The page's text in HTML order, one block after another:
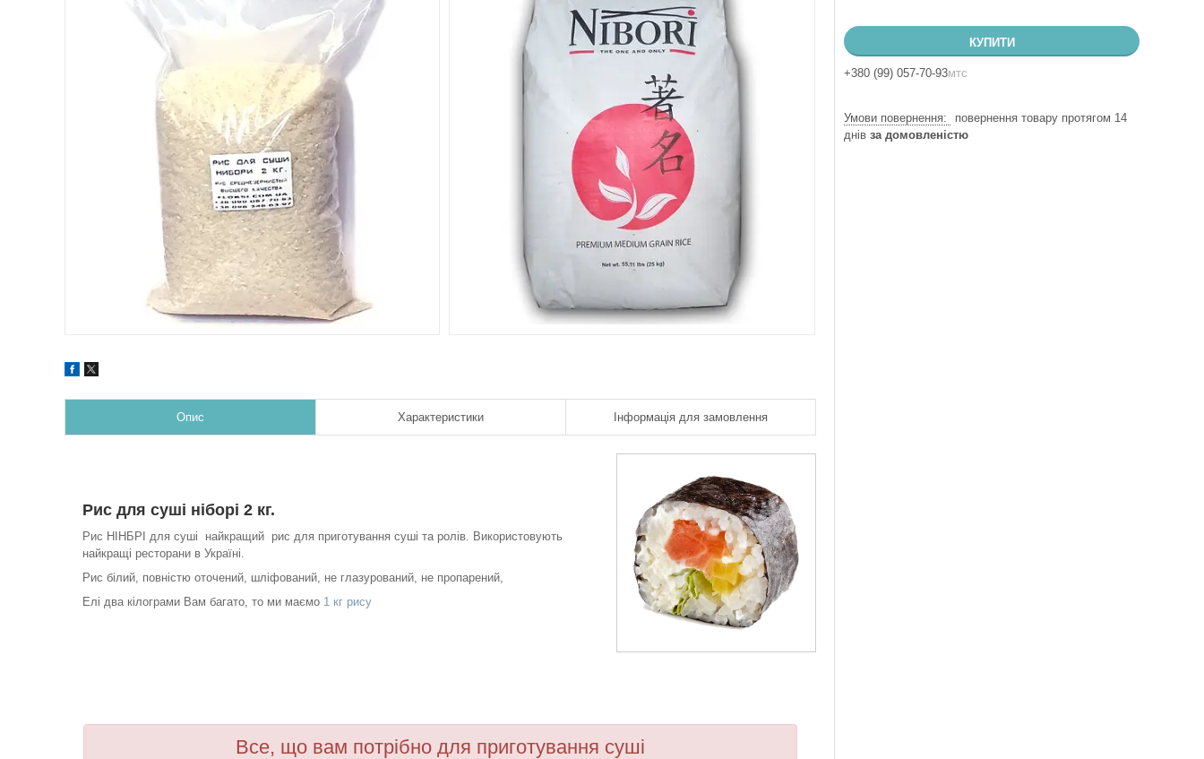
Опис Характеристики Інформація для замовлення
Рис для суші ніборі 2 кг.
Рис НІНБРІ для суші найкращий рис для приготування суші та ролів. Використовують
найкращі ресторани в Україні.
Рис білий, повністю оточений, шліфований, не глазурований, не пропарений,
Елі два кілограми Вам багато, то ми маємо 1 кг рису
Все, що вам потрібно для приготування суші
КУПИТИ
+380 (99) 057-70-93мтс
повернення товару протягом 14
днів за домовленістю